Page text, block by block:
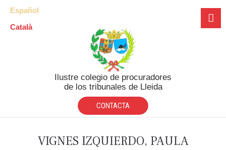
Español
Català
Ilustre colegio de procuradores
de los tribunales de Lleida
CONTACTA
VIGNES IZQUIERDO, PAULA